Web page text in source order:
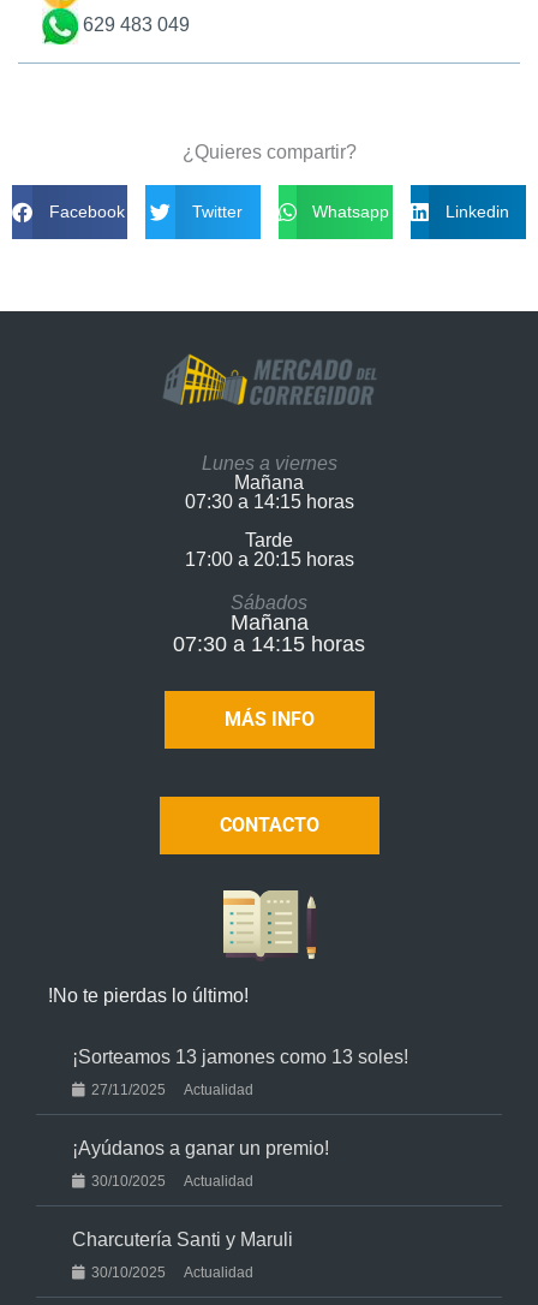
629 483 049
¿Quieres compartir?
Facebook Twitter Whatsapp Linkedin
Lunes a viernes
Mañana
07:30 a 14:15 horas
Tarde
17:00 a 20:15 horas​
Sábados
Mañana
07:30 a 14:15 horas
MÁS INFO
CONTACTO
!No te pierdas lo último!
¡Sorteamos 13 jamones como 13 soles!
27/11/2025 Actualidad
¡Ayúdanos a ganar un premio!
30/10/2025 Actualidad
Charcutería Santi y Maruli
30/10/2025 Actualidad